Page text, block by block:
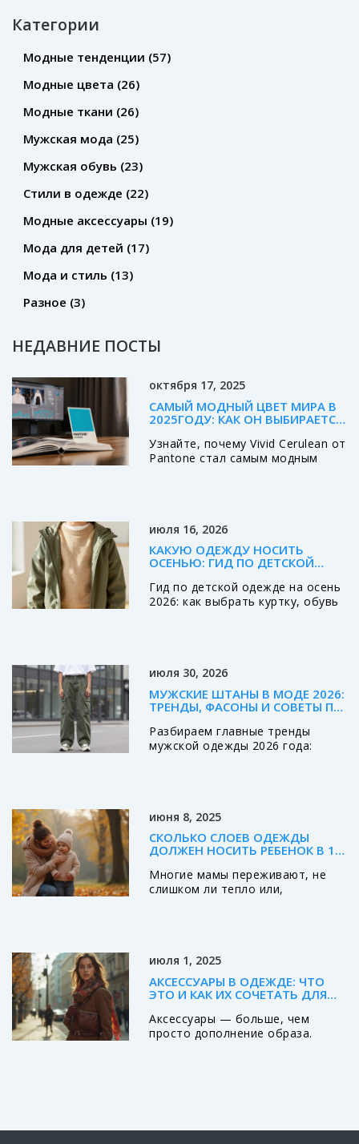
Категории
Модные тенденции (57)
Модные цвета (26)
Модные ткани (26)
Мужская мода (25)
Мужская обувь (23)
Стили в одежде (22)
Модные аксессуары (19)
Мода для детей (17)
Мода и стиль (13)
Разное (3)
НЕДАВНИЕ ПОСТЫ
октября 17, 2025
САМЫЙ МОДНЫЙ ЦВЕТ МИРА В
2025ГОДУ: КАК ОН ВЫБИРАЕТСЯ
Узнайте, почему Vivid Cerulean от
Pantone стал самым модным
июля 16, 2026
КАКУЮ ОДЕЖДУ НОСИТЬ
ОСЕНЬЮ: ГИД ПО ДЕТСКОЙ
Гид по детской одежде на осень
2026: как выбрать куртку, обувь
июля 30, 2026
МУЖСКИЕ ШТАНЫ В МОДЕ 2026:
ТРЕНДЫ, ФАСОНЫ И СОВЕТЫ ПО
Разбираем главные тренды
мужской одежды 2026 года:
июня 8, 2025
СКОЛЬКО СЛОЕВ ОДЕЖДЫ
ДОЛЖЕН НОСИТЬ РЕБЕНОК В 1
Многие мамы переживают, не
слишком ли тепло или,
прохладное время года и как не
ошибиться с выбором
комплекта. Даю простые советы,
чтобы малыш не вспотел и не
замёрз, а прогулки всегда были
комфортными. Разберём
июля 1, 2025
АКСЕССУАРЫ В ОДЕЖДЕ: ЧТО
ЭТО И КАК ИХ СОЧЕТАТЬ ДЛЯ
Аксессуары — больше, чем
просто дополнение образа.